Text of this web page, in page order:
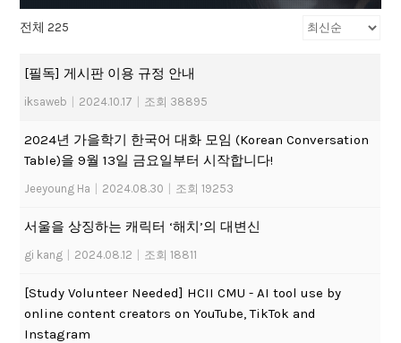
전체 225
[필독] 게시판 이용 규정 안내
iksaweb 2024.10.17 조회 38895
2024년 가을학기 한국어 대화 모임 (Korean Conversation
Table)을 9월 13일 금요일부터 시작합니다!
Jeeyoung Ha 2024.08.30 조회 19253
서울을 상징하는 캐릭터 ‘해치’의 대변신
gi kang 2024.08.12 조회 18811
[Study Volunteer Needed] HCII CMU - AI tool use by
online content creators on YouTube, TikTok and
Instagram